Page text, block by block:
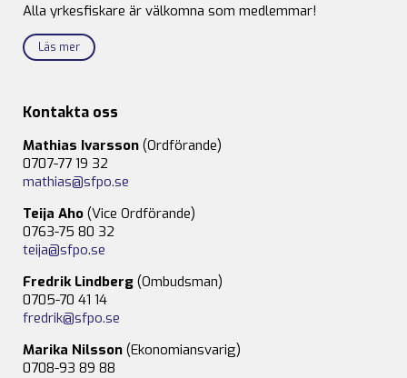
Alla yrkesfiskare är välkomna som medlemmar!
Läs mer
Kontakta oss
Mathias Ivarsson (Ordförande)
0707-77 19 32
mathias@sfpo.se
Teija Aho (Vice Ordförande)
0763-75 80 32
teija@sfpo.se
Fredrik Lindberg (Ombudsman)
0705-70 41 14
fredrik@sfpo.se
Marika Nilsson (Ekonomiansvarig)
0708-93 89 88